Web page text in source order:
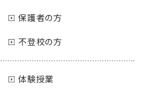
保護者の方
不登校の方
体験授業